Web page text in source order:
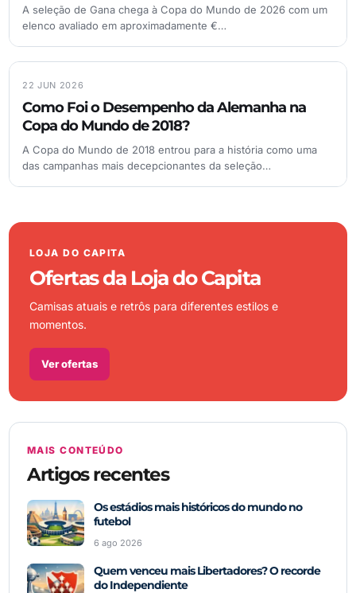
A seleção de Gana chega à Copa do Mundo de 2026 com um
elenco avaliado em aproximadamente €…
22 JUN 2026
Como Foi o Desempenho da Alemanha na
Copa do Mundo de 2018?
A Copa do Mundo de 2018 entrou para a história como uma
das campanhas mais decepcionantes da seleção…
LOJA DO CAPITA
Ofertas da Loja do Capita
Camisas atuais e retrôs para diferentes estilos e
momentos.
Ver ofertas
MAIS CONTEÚDO
Artigos recentes
Os estádios mais históricos do mundo no
futebol
6 ago 2026
Quem venceu mais Libertadores? O recorde
do Independiente